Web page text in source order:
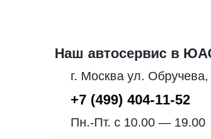
Наш автосервис в
г. Москва ул.
+7 (499) 404-11-52
Пн.-Пт. с 10.00 — 19.00